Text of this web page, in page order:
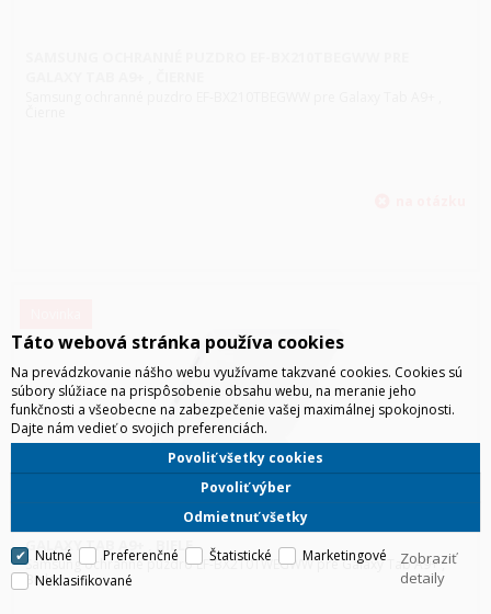
SAMSUNG OCHRANNÉ PUZDRO EF-BX210TWEGWW PRE
GALAXY TAB A9+ , BIELE
Samsung ochranné puzdro EF-BX210TWEGWW pre Galaxy Tab A9+ ,
Biele
Táto webová stránka používa cookies
Na prevádzkovanie nášho webu využívame takzvané cookies. Cookies sú
súbory slúžiace na prispôsobenie obsahu webu, na meranie jeho
funkčnosti a všeobecne na zabezpečenie vašej maximálnej spokojnosti.
Dajte nám vedieť o svojich preferenciách.
Odmietnuť všetky
Povoliť výber
Povoliť všetky cookies
Nutné Preferenčné Štatistické
Marketingové
Neklasifikované
Zobraziť
detaily